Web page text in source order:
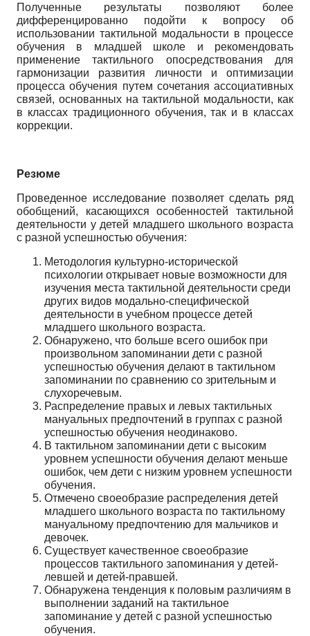
Полученные результаты позволяют более
дифференцированно подойти к вопросу об
использовании тактильной модальности в процессе
обучения в младшей школе и рекомендовать
применение тактильного опосредствования для
гармонизации развития личности и оптимизации
процесса обучения путем сочетания ассоциативных
связей, основанных на тактильной модальности, как
в классах традиционного обучения, так и в классах
коррекции.
Резюме
Проведенное исследование позволяет сделать ряд
обобщений, касающихся особенностей тактильной
деятельности у детей младшего школьного возраста
с разной успешностью обучения:
Методология культурно-исторической
психологии открывает новые возможности для
изучения места тактильной деятельности среди
других видов модально-специфической
деятельности в учебном процессе детей
младшего школьного возраста.
Обнаружено, что больше всего ошибок при
произвольном запоминании дети с разной
успешностью обучения делают в тактильном
запоминании по сравнению со зрительным и
слухоречевым.
Распределение правых и левых тактильных
мануальных предпочтений в группах с разной
успешностью обучения неодинаково.
В тактильном запоминании дети с высоким
уровнем успешности обучения делают меньше
ошибок, чем дети с низким уровнем успешности
обучения.
Отмечено своеобразие распределения детей
младшего школьного возраста по тактильному
мануальному предпочтению для мальчиков и
девочек.
Существует качественное своеобразие
процессов тактильного запоминания у детей-
левшей и детей-правшей.
Обнаружена тенденция к половым различиям в
выполнении заданий на тактильное
запоминание у детей с разной успешностью
обучения.